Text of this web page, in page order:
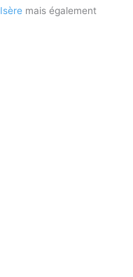
Isère mais également